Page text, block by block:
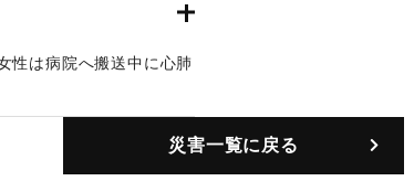
性は病院へ搬送中に心肺
災害一覧に戻る